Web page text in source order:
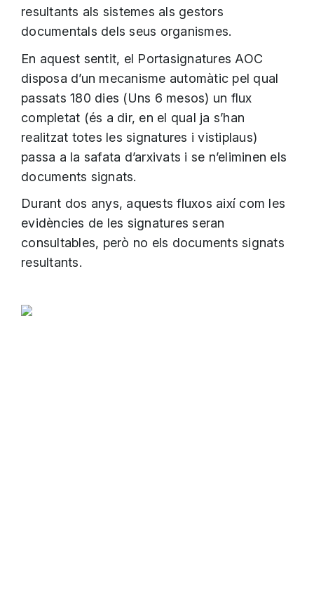
resultants als sistemes als gestors
documentals dels seus organismes.
En aquest sentit, el Portasignatures AOC
disposa d’un mecanisme automàtic pel qual
passats 180 dies (Uns 6 mesos) un flux
completat (és a dir, en el qual ja s’han
realitzat totes les signatures i vistiplaus)
passa a la safata d’arxivats i se n’eliminen els
documents signats.
Durant dos anys, aquests fluxos així com les
evidències de les signatures seran
consultables, però no els documents signats
resultants.